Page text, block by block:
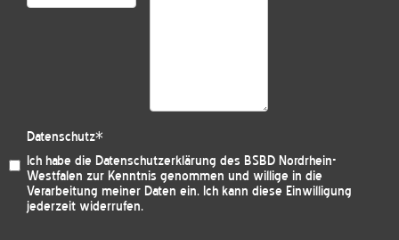
Datenschutz*
Ich habe die Datenschutzerklärung des BSBD Nordrhein-
Westfalen zur Kenntnis genommen und willige in die
Verarbeitung meiner Daten ein. Ich kann diese Einwilligung
jederzeit widerrufen.